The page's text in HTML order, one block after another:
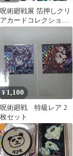
呪術廻戦展 箔押しクリ
アカードコレクション
C
¥ 1,100
呪術廻戦 特級レア 2
枚セット